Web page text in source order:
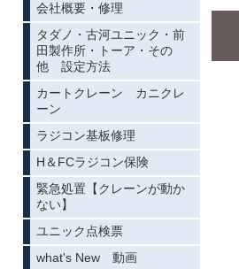
会社概要・修理
タダノ・古河ユニック・前
田製作所・トーア・その
他 設定方法
カートクレーン カニクレ
ーン
ラジコン基板修理
H＆FCラジコン保険
緊急処置【クレーンが動か
ない】
ユニック点検票
what's New 動画